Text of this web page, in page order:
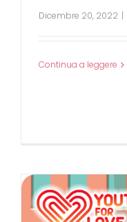
Dicembre 20, 2022 |
Continua a leggere